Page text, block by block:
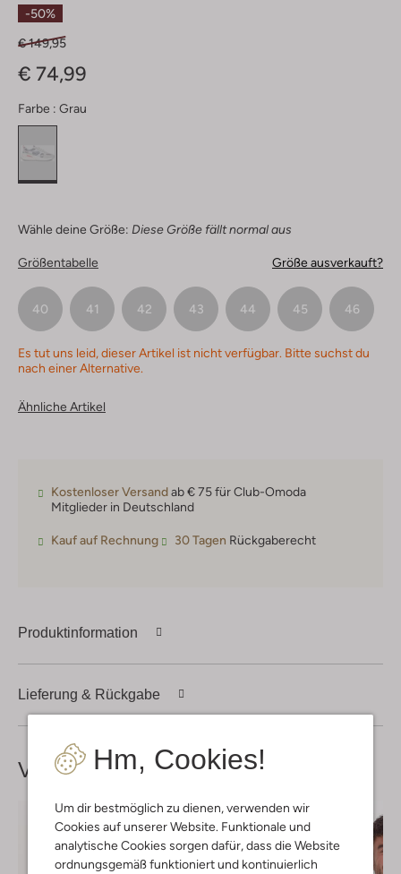
Hm, Cookies!
Um dir bestmöglich zu dienen, verwenden wir
Cookies auf unserer Website. Funktionale und
analytische Cookies sorgen dafür, dass die Website
ordnungsgemäß funktioniert und kontinuierlich
-50%
€ 149,95
€ 74,99
Farbe : Grau
Wähle deine Größe: Diese Größe fällt normal aus
Größentabelle Größe ausverkauft?
40 41 42 43 44 45 46
Es tut uns leid, dieser Artikel ist nicht verfügbar. Bitte suchst du
nach einer Alternative.
Ähnliche Artikel
Kostenloser Versandab € 75 für Club-Omoda
Mitglieder in Deutschland
Kauf auf Rechnung 30 Tagen Rückgaberecht
Produktinformation
Lieferung & Rückgabe
Vervollständige deinenLook